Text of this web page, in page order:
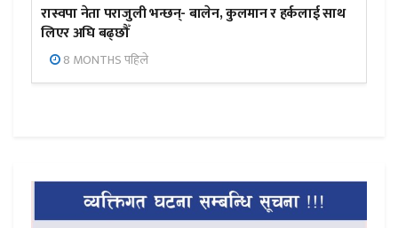
रास्वपा नेता पराजुली भन्छन्- बालेन, कुलमान र हर्कलाई साथ
लिएर अघि बढ्छौँ
8 MONTHS पहिले